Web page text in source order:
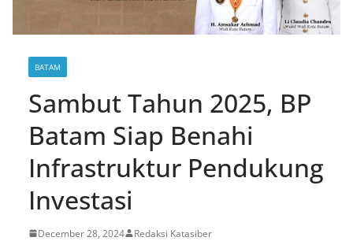
BATAM
Sambut Tahun 2025, BP
Batam Siap Benahi
Infrastruktur Pendukung
Investasi
December 28, 2024 Redaksi Katasiber